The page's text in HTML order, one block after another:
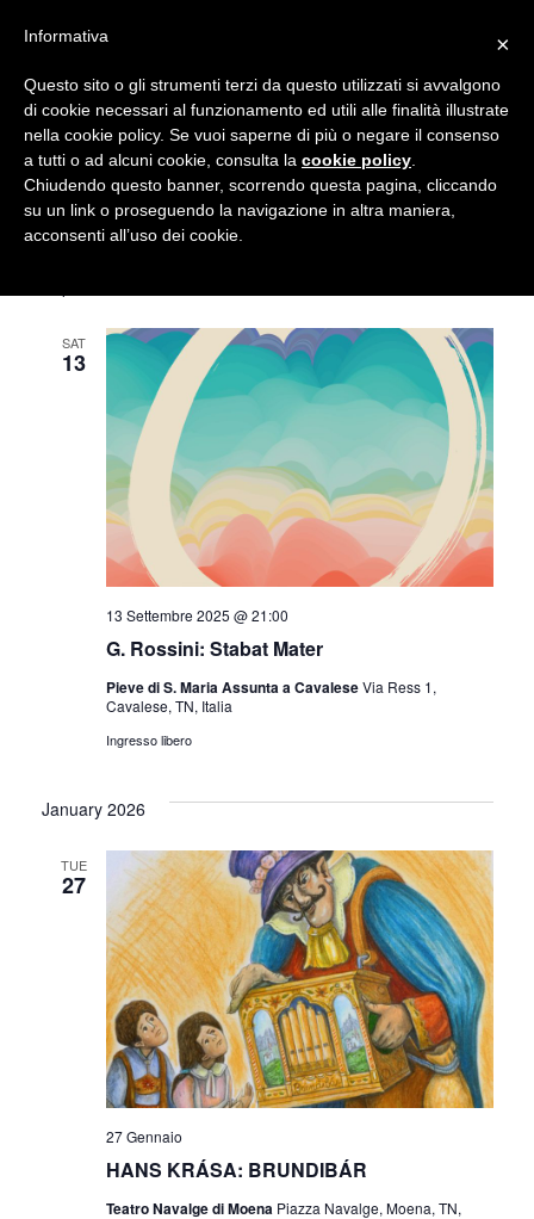
SAT
13
13 Settembre 2025 @ 21:00
G. Rossini: Stabat Mater
Pieve di S. Maria Assunta a CavaleseVia Ress 1,
Cavalese, TN, Italia
Ingresso libero
January 2026
TUE
27
27 Gennaio
HANS KRÁSA: BRUNDIBÁR
Teatro Navalge di Moena Piazza Navalge, Moena, TN,
×
Informativa
Questo sito o gli strumenti terzi da questo utilizzati si avvalgono
di cookie necessari al funzionamento ed utili alle finalità illustrate
nella cookie policy. Se vuoi saperne di più o negare il consenso
a tutti o ad alcuni cookie, consulta la cookie policy
Chiudendo questo banner, scorrendo questa pagina, cliccando
su un link o proseguendo la navigazione in altra maniera,
acconsenti all’uso dei cookie.